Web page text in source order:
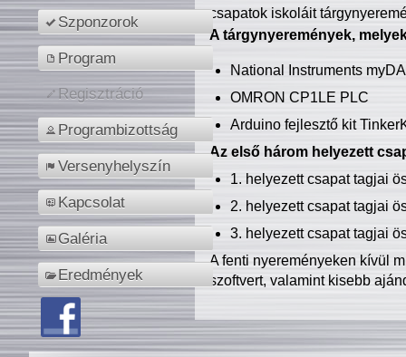
Szponzorok
Program
Regisztráció
Programbizottság
Versenyhelyszín
Kapcsolat
Galéria
Eredmények
csapatok iskoláit
A tárgynyeremények,
National Instruments
OMRON CP1LE PLC
Arduino fejlesztő kit
Az első három helyezett
1. helyezett csapat tagjai
2. helyezett csapat tagjai
3. helyezett csapat tagjai
A fenti nyereményeken kívül
szoftvert, valamint kisebb